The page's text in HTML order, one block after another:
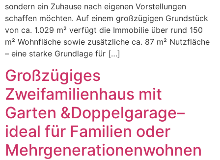
sondern ein Zuhause nach eigenen Vorstellungen
schaffen möchten. Auf einem großzügigen Grundstück
von ca. 1.029 m² verfügt die Immobilie über rund 150
m² Wohnfläche sowie zusätzliche ca. 87 m² Nutzfläche
– eine starke Grundlage für […]
Großzügiges
Zweifamilienhaus mit
Garten &Doppelgarage–
ideal für Familien oder
Mehrgenerationenwohnen